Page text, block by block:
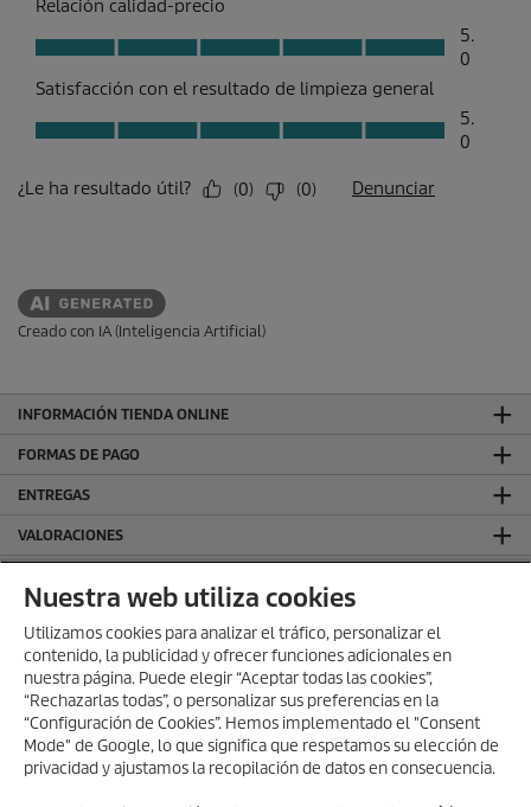
Creado con IA (Inteligencia Artificial)
INFORMACIÓN TIENDA ONLINE
FORMAS DE PAGO
ENTREGAS
VALORACIONES
CONTACTO
INFORMACIÓN GENERAL
INFORMACIÓN LEGAL
Aviso Legal
Nuestra web utiliza cookies
Utilizamos cookies para analizar el tráfico, personalizar el
contenido, la publicidad y ofrecer funciones adicionales en
nuestra página. Puede elegir “Aceptar todas las cookies”,
“Rechazarlas todas”, o personalizar sus preferencias en la
“Configuración de Cookies”. Hemos implementado el "Consent
Mode" de Google, lo que significa que respetamos su elección de
privacidad y ajustamos la recopilación de datos en consecuencia.